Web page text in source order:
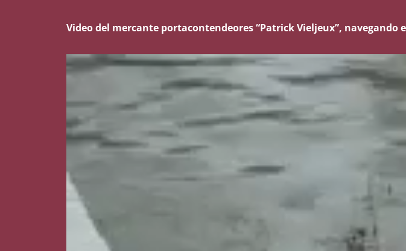
Video del mercante portacontendeores “Patrick Vieljeux”,